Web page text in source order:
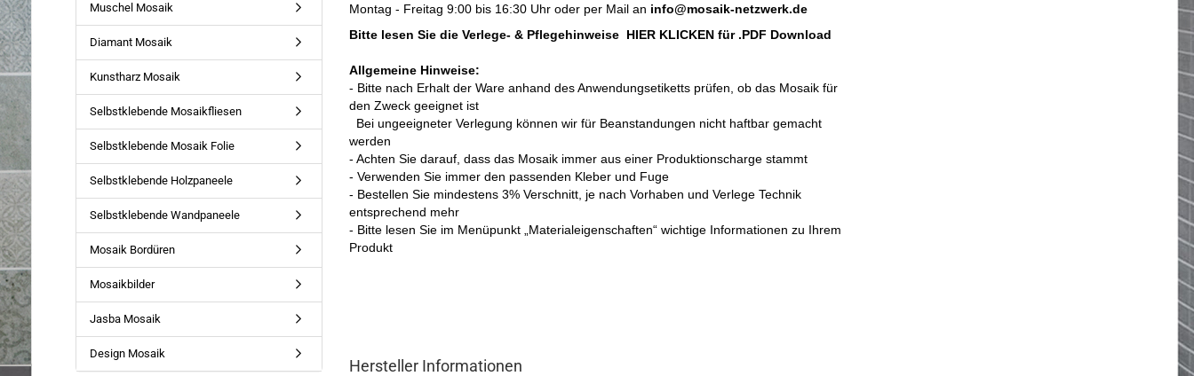
Montag - Freitag 9:00 bis 16:30 Uhr oder per Mail an info@mosaik-netzwerk.de
Bitte lesen Sie die Verlege- & Pflegehinweise HIER KLICKENfür .PDF Download
Allgemeine Hinweise:
- Bitte nach Erhalt der Ware anhand des Anwendungsetiketts prüfen, ob das Mosaik für
den Zweck geeignet ist
Bei ungeeigneter Verlegung können wir für Beanstandungen nicht haftbar gemacht
werden
- Achten Sie darauf, dass das Mosaik immer aus einer Produktionscharge stammt
- Verwenden Sie immer den passenden Kleber und Fuge
- Bestellen Sie mindestens 3% Verschnitt, je nach Vorhaben und Verlege Technik
entsprechend mehr
- Bitte lesen Sie im Menüpunkt „Materialeigenschaften“ wichtige Informationen zu Ihrem
Produkt
Hersteller Informationen
Muschel Mosaik
Diamant Mosaik
Kunstharz Mosaik
Selbstklebende Mosaikfliesen
Selbstklebende Mosaik Folie
Selbstklebende Holzpaneele
Selbstklebende Wandpaneele
Mosaik Bordüren
Mosaikbilder
Jasba Mosaik
Design Mosaik